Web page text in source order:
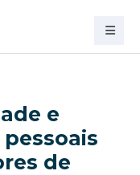
e
de